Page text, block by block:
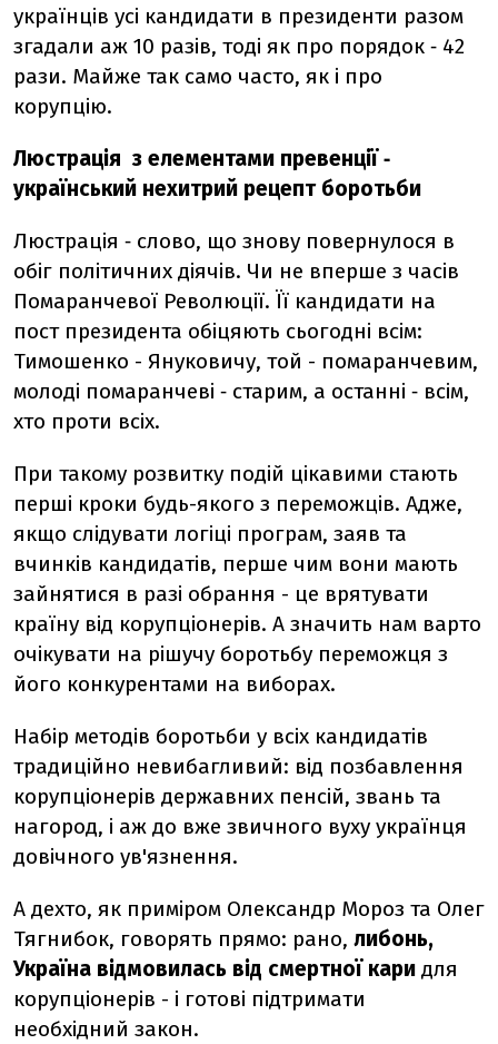
українців усі кандидати в президенти разом
згадали аж 10 разів, тоді як про порядок ‑ 42
рази. Майже так само часто, як і про
корупцію.
Люстрація з елементами превенції ‑
український нехитрий рецепт боротьби
Люстрація ‑ слово, що знову повернулося в
обіг політичних діячів. Чи не вперше з часів
Помаранчевої Революції. Її кандидати на
пост президента обіцяють сьогодні всім:
Тимошенко - Януковичу, той - помаранчевим,
молоді помаранчеві ‑ старим, а останні ‑ всім,
хто проти всіх.
При такому розвитку подій цікавими стають
перші кроки будь-якого з переможців. Адже,
якщо слідувати логіці програм, заяв та
вчинків кандидатів, перше чим вони мають
зайнятися в разі обрання - це врятувати
країну від корупціонерів. А значить нам варто
очікувати на рішучу боротьбу переможця з
його конкурентами на виборах.
Набір методів боротьби у всіх кандидатів
традиційно невибагливий: від позбавлення
корупціонерів державних пенсій, звань та
нагород, і аж до вже звичного вуху українця
довічного ув'язнення.
А дехто, як приміром Олександр Мороз та Олег
Тягнибок, говорять прямо: рано, либонь,
Україна відмовилась від смертної кари для
корупціонерів - і готові підтримати
необхідний закон.